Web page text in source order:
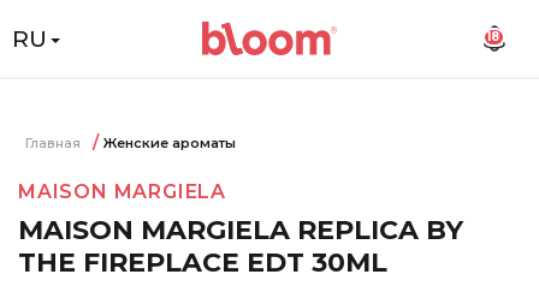
RU 18
Главная Женские ароматы
MAISON MARGIELA
MAISON MARGIELA REPLICA BY
THE FIREPLACE EDT 30ML